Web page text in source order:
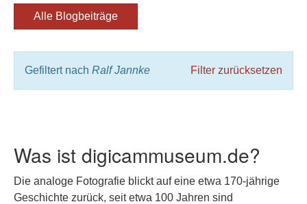
Alle Blogbeiträge
Gefiltert nach Ralf Jannke Filter zurücksetzen
Was ist digicammuseum.de?
Die analoge Fotografie blickt auf eine etwa 170-jährige
Geschichte zurück, seit etwa 100 Jahren sind